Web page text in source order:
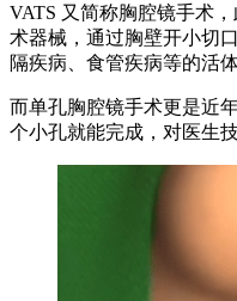
VATS 又简称胸腔镜手术
术器械，通过胸壁开小切
隔疾病、食管疾病等的活
而单孔胸腔镜手术更是近
个小孔就能完成，对医生